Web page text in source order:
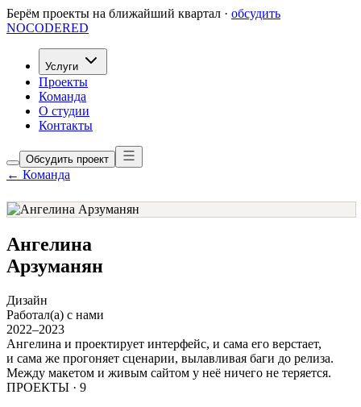
Берём проекты на ближайший квартал · обсудить
NOCODERED
Услуги
Проекты
Команда
О студии
Контакты
Обсудить проект
← Команда
Ангелина
Арзуманян
Дизайн
Работал(а) с нами
2022–2023
Ангелина и проектирует интерфейс, и сама его верстает,
и сама же прогоняет сценарии, вылавливая баги до релиза.
Между макетом и живым сайтом у неё ничего не теряется.
ПРОЕКТЫ · 9